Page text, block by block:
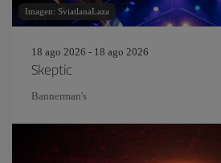
Imagen: SviatlanaLaza
18 ago 2026 - 18 ago 2026
Skeptic
Bannerman's